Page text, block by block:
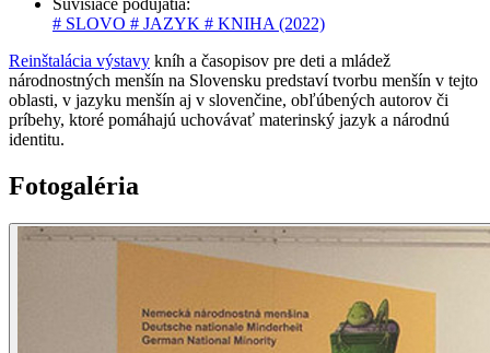
# SLOVO # JAZYK # KNIHA (2022)
Reinštalácia výstavy kníh a časopisov pre deti a mládež
národnostných menšín na Slovensku predstaví tvorbu menšín v tejto
oblasti, v jazyku menšín aj v slovenčine, obľúbených autorov či
príbehy, ktoré pomáhajú uchovávať materinský jazyk a národnú
identitu.
Fotogaléria